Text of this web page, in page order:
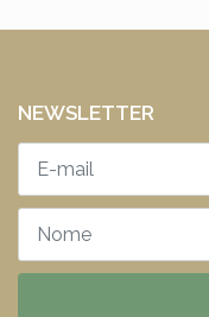
NEWSLETTER